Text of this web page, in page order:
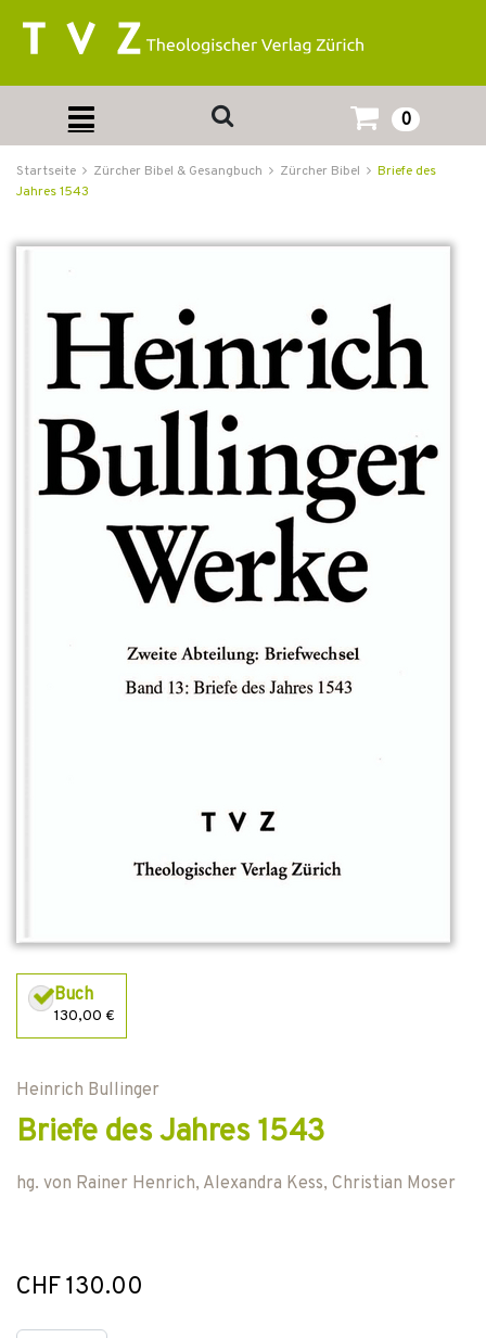
0
Startseite Zürcher Bibel & Gesangbuch Zürcher Bibel
Briefe des
Jahres 1543
Buch
130,00 €
Heinrich Bullinger
Briefe des Jahres 1543
hg. von Rainer Henrich, Alexandra Kess, Christian Moser
CHF 130.00